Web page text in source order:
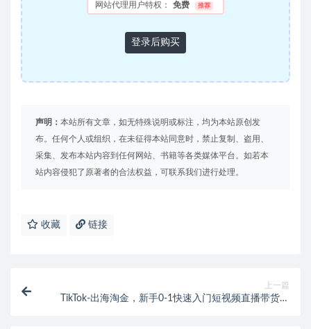
网站代理用户特权： 免费 推荐
登录后购买
声明： 本站所有文章，如无特殊说明或标注，均为本站原创发
布。任何个人或组织，在未征得本站同意时，禁止复制、盗用、
采集、发布本站内容到任何网站、书籍等各类媒体平台。如若本
站内容侵犯了原著者的合法权益，可联系我们进行处理。
收藏 链接
上一篇
TikTok-出海淘金，新手0-1快速入门短视频直播带货等